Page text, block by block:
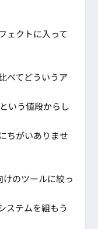
ェクトに入って
べてどういうア
いう値段からし
ちがいありませ
けのツールに絞っ
ステムを組もう